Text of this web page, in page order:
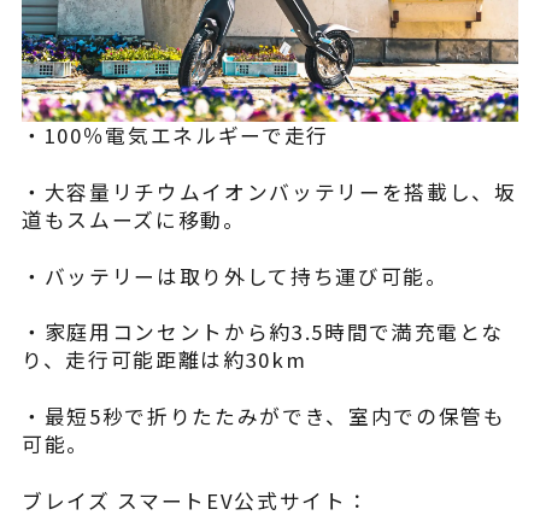
・100％電気エネルギーで走行
・大容量リチウムイオンバッテリーを搭載し、坂
道もスムーズに移動。
・バッテリーは取り外して持ち運び可能。
・家庭用コンセントから約3.5時間で満充電とな
り、走行可能距離は約30km
・最短5秒で折りたたみができ、室内での保管も
可能。​
ブレイズ スマートEV公式サイト：